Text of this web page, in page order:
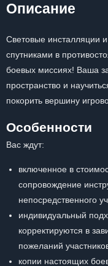
Описание
Световые инсталляции
спутниками в
боевых миссиях! Ваша
пространство и
покорить вершину
Особенности
Вас ждут:
включенное в
сопровождение
непосредственного
индивидуальный
корректируются в
пожеланий
копии настоящих